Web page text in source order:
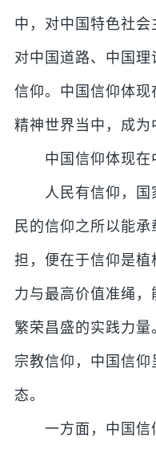
中，对中国特色社
对中国道路、中国
信仰。中国信仰体现
精神世界当中，成为
中国信仰体现在
人民有信仰，国
民的信仰之所以能
担，便在于信仰是
力与最高价值准绳
繁荣昌盛的实践力
宗教信仰，中国信
态。
一方面，中国信